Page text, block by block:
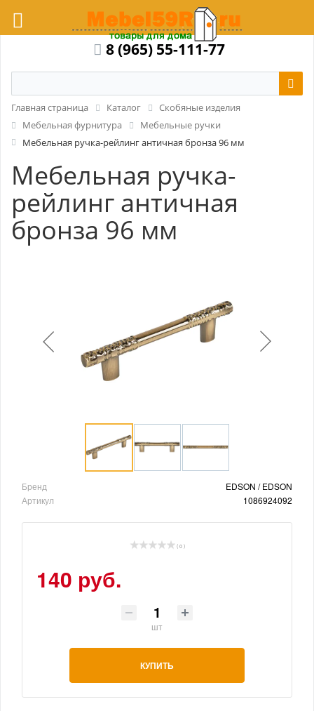
8 (965) 55-111-77
Главная страница Каталог
Скобяные изделия
Мебельная фурнитура
Мебельные ручки
Мебельная ручка-рейлинг античная бронза 96 мм
Мебельная ручка-
рейлинг античная
бронза 96 мм
Бренд
EDSON / EDSON
Артикул
1086924092
( 0 )
140 руб.
шт
КУПИТЬ